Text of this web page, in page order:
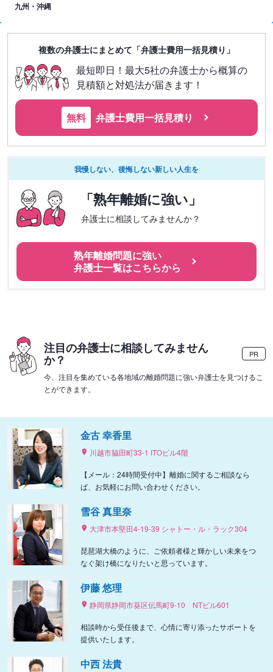
九州・沖縄
複数の弁護士にまとめて「弁護士費用一括見積り」
最短即日！最大5社の弁護士から概算の
見積額と対処法が届きます！
無料 弁護士費用一括見積り
我慢しない、後悔しない新しい人生を
「熟年離婚に強い」
弁護士に相談してみませんか？
熟年離婚問題に強い
弁護士一覧はこちらから
注目の弁護士に相談してみません
か？ PR
今、注目を集めている各地域の離婚問題に強い弁護士を見つけるこ
とができます。
金古 幸香里
川越市脇田町33-1 ITOビル4階
【メール：24時間受付中】離婚に関するご相談なら
ば、お気軽にお問い合わせください。
雪谷 真里奈
大津市本堅田4-19-39 シャトー・ル・ラック304
琵琶湖大橋のように、ご依頼者様と輝かしい未来をつ
なぐ架け橋になりたいと思っています。
伊藤 悠理
静岡県静岡市葵区伝馬町9‐10 NTビル601
相談時から受任後まで、心情に寄り添ったサポートを
提供いたします。
中西 法貴